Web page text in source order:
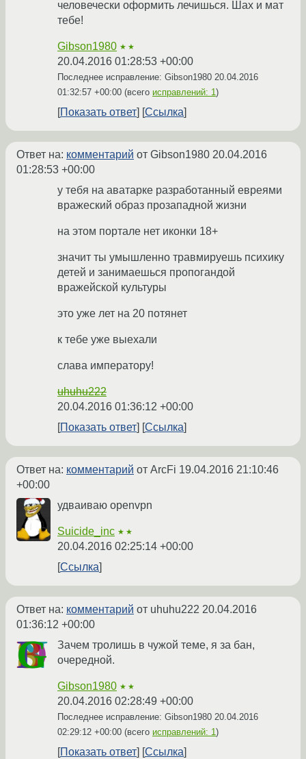
человечески оформить лечишься. Шах и мат
тебе!
Gibson1980 ★★
20.04.2016 01:28:53 +00:00
Последнее исправление: Gibson1980 20.04.2016
01:32:57 +00:00 (всего исправлений: 1)
Показать ответ Ссылка
Ответ на: комментарий от Gibson1980 20.04.2016
01:28:53 +00:00
у тебя на аватарке разработанный евреями
вражеский образ прозападной жизни
на этом портале нет иконки 18+
значит ты умышленно травмируешь психику
детей и занимаешься пропогандой
вражейской культуры
это уже лет на 20 потянет
к тебе уже выехали
слава императору!
uhuhu222
20.04.2016 01:36:12 +00:00
Показать ответ
Ссылка
Ответ на: комментарий от ArcFi 19.04.2016 21:10:46
+00:00
удваиваю openvpn
Suicide_inc ★★
20.04.2016 02:25:14 +00:00
Ссылка
Ответ на: комментарий от uhuhu222 20.04.2016
01:36:12 +00:00
Зачем тролишь в чужой теме, я за бан,
очередной.
Gibson1980 ★★
20.04.2016 02:28:49 +00:00
Последнее исправление: Gibson1980 20.04.2016
02:29:12 +00:00 (всего исправлений: 1)
Показать ответ Ссылка